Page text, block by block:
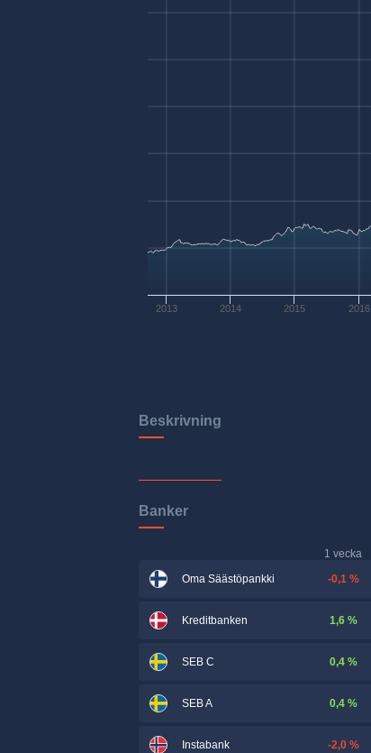
2013 2014 2015 2016
Beskrivning
Banker
1 vecka
Oma Säästöpankki
-0,1 %
Kreditbanken 1,6 %
SEB C 0,4 %
SEB A 0,4 %
Instabank -2,0 %